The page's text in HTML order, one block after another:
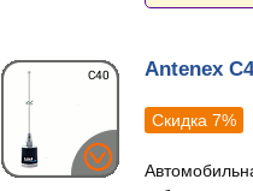
Antenex
Скидка 7%